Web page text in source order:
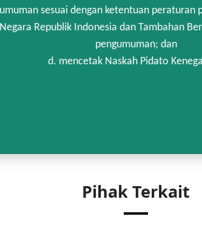
sesuai dengan ketentuan peraturan
Republik Indonesia dan Tambahan
pengumuman; dan
d. mencetak Naskah Pidato
Pihak Terkait